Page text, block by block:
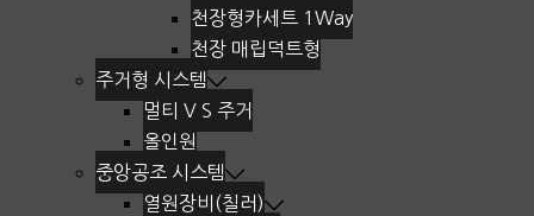
천장형카세트 1Way
천장 매립덕트형
주거형 시스템
멀티 V S 주거
올인원
중앙공조 시스템
열원장비(칠러)